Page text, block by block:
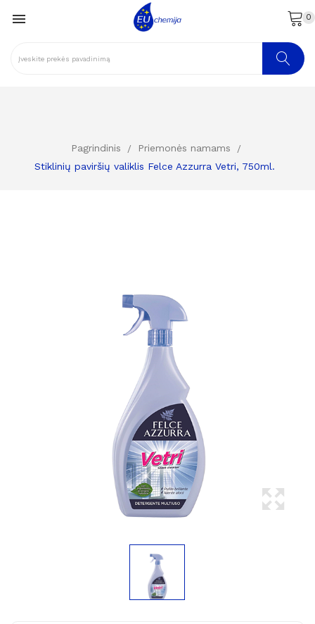
 0
Pagrindinis
Priemonės namams
Stiklinių paviršių valiklis Felce Azzurra Vetri, 750ml.